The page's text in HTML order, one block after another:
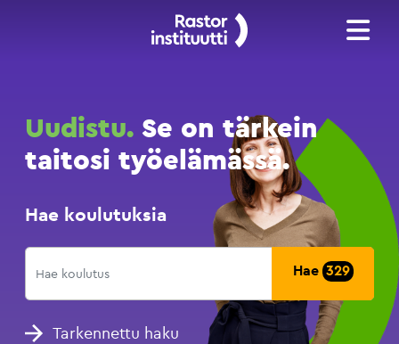
Uudistu. Se on tärkein
taitosi työelämässä.
Hae koulutuksia
Hae 329
Tarkennettu haku